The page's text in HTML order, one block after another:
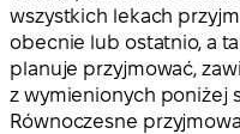
wszystkich lekach
obecnie lub ostatnio, a
planuje przyjmować,
z wymienionych poniżej
Równoczesne